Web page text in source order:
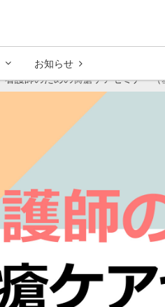
お知らせ
看護師のための褥瘡ケアセミナー